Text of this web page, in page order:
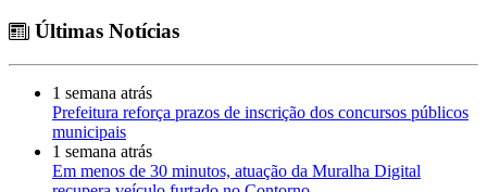
Últimas Notícias
1 semana atrás
Prefeitura reforça prazos de inscrição dos concursos públicos
municipais
1 semana atrás
Em menos de 30 minutos, atuação da Muralha Digital